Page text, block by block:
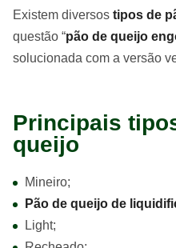
Existem diversos tipos de
questão “pão de queijo
solucionada com a versão
Principais
queijo
Mineiro;
Pão de queijo de
Light;